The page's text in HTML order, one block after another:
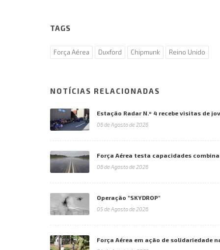
TAGS
Força Aérea Duxford Chipmunk Reino Unido
NOTÍCIAS RELACIONADAS
Estação Radar N.º 4 recebe visitas de
06 de Agosto de 2026
Força Aérea testa capacidades
06 de Agosto de 2026
Operação "SKYDROP"
05 de Agosto de 2026
Força Aérea em ação de solidariedade